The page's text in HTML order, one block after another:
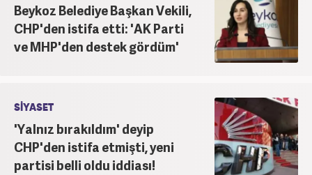
Beykoz Belediye Başkan Vekili,
CHP'den istifa etti: 'AK Parti
ve MHP'den destek gördüm'
SİYASET
'Yalnız bırakıldım' deyip
CHP'den istifa etmişti, yeni
partisi belli oldu iddiası!